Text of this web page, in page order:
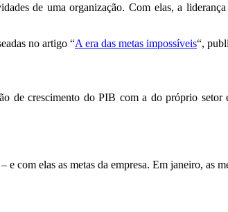
de uma organização. Com elas, a
no artigo “A era das metas impossíveis“,
de crescimento do PIB com a do próprio
com elas as metas da empresa. Em janeiro, as